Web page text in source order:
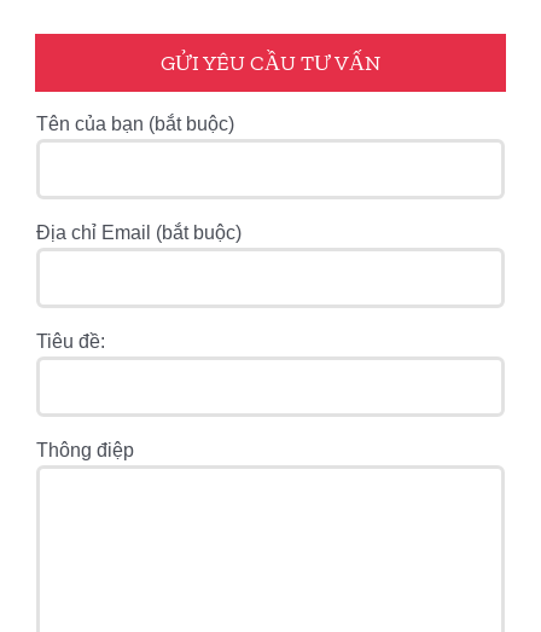
GỬI YÊU CẦU TƯ VẤN
Tên của bạn (bắt buộc)
Địa chỉ Email (bắt buộc)
Tiêu đề:
Thông điệp